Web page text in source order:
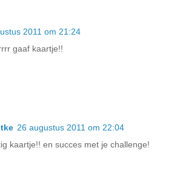
2011 om 21:24
gaaf kaartje!!
26 augustus 2011 om 22:04
kaartje!! en succes met je challenge!